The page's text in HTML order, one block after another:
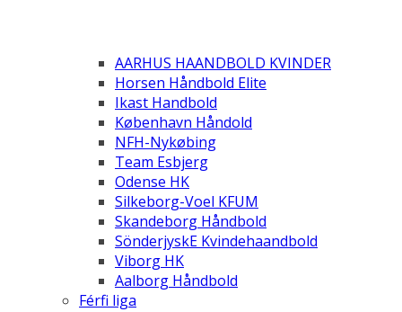
AARHUS HAANDBOLD KVINDER
Horsen Håndbold Elite
Ikast Handbold
København Håndold
NFH-Nykøbing
Team Esbjerg
Odense HK
Silkeborg-Voel KFUM
Skandeborg Håndbold
SönderjyskE Kvindehaandbold
Viborg HK
Aalborg Håndbold
Férfi liga